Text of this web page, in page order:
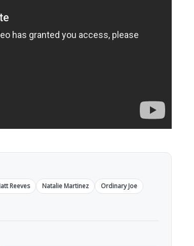
Reeves Natalie Martinez
Ordinary Joe